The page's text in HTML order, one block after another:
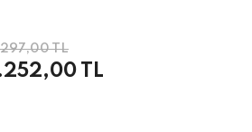
TL
TL